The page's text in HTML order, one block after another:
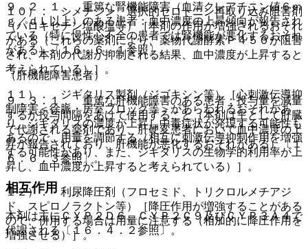
１０）． シメチジン、選択的セロトニン再取り込み阻害剤
（パロキセチン塩酸塩等）［本剤の作用が増強されるおそれ
がある（これらの薬剤により、薬物代謝酵素Ｐ４５０が阻害
され、本剤の代謝が抑制される結果、血中濃度が上昇すると
考えられている）］。
１１）． ジギタリス製剤（ジゴキシン等）［心刺激伝導抑
制障害＜徐脈・房室ブロック等＞があらわれるおそれがあ
り、ジギタリスの濃度が上昇し中毒症状が発現する可能性も
あるので、用量を調節する（相互に刺激伝導抑制作用を増強
する可能性があり、また、ジギタリスの生物学的利用率が上
昇し、血中濃度が上昇すると考えられている）］。
１２）． 利尿降圧剤（フロセミド、トリクロルメチアジ
ド、スピロノラクトン等）［降圧作用が増強することがある
ので、併用する場合は用量に注意する（相加的に降圧作用を
増強させる）］。
９．２．１． 重篤な腎機能障害（血清クレアチニン値６ｍ
ｇ／ｄＬ以上）のある患者：血中濃度の上昇傾向が報告され
ている（特に慢性心不全の患者では腎機能が悪化するおそれ
がある）〔１６．６．１参照〕。
（肝機能障害患者）
９．３．１． 重篤な肝機能障害のある患者：投与量を減量
するか投与間隔をあけて使用すること（本剤は主として肝臓
で代謝される薬剤であり、肝硬変患者において血中濃度の上
昇が報告されており、肝機能が悪化するおそれがある）〔１
６．６．３参照〕。
相互作用
本剤は主にＣＹＰ２Ｄ６、ＣＹＰ２Ｃ９及びＣＹＰ３Ａ４で
代謝される〔１６．４．２参照〕。